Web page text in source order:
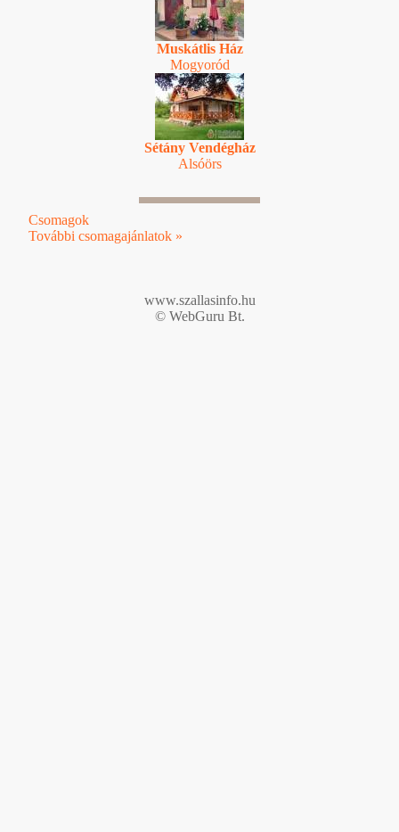
Muskátlis Ház
Mogyoród
Sétány Vendégház
Alsóörs
Csomagok
További csomagajánlatok »
www.szallasinfo.hu
© WebGuru Bt.